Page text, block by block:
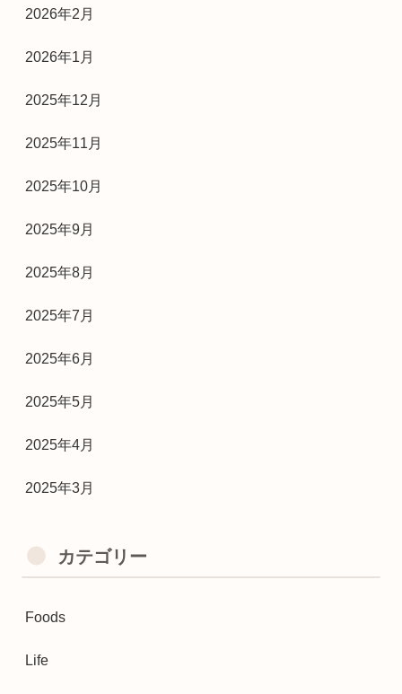
2026年2月
2026年1月
2025年12月
2025年11月
2025年10月
2025年9月
2025年8月
2025年7月
2025年6月
2025年5月
2025年4月
2025年3月
カテゴリー
Foods
Life